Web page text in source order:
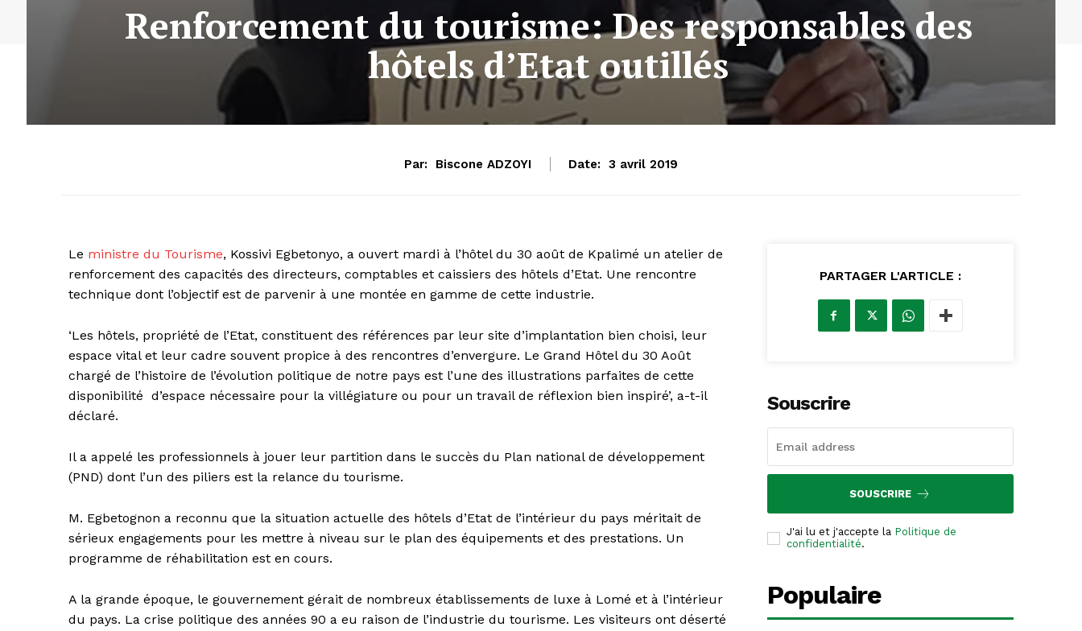
Renforcement du tourisme: Des responsables des
hôtels d’Etat outillés
Par: Biscone ADZOYI Date: 3 avril 2019
Le ministre du Tourisme, Kossivi Egbetonyo, a ouvert mardi à l’hôtel du 30 août de Kpalimé un atelier de
renforcement des capacités des directeurs, comptables et caissiers des hôtels d’Etat. Une rencontre
technique dont l’objectif est de parvenir à une montée en gamme de cette industrie.
‘Les hôtels, propriété de l’Etat, constituent des références par leur site d’implantation bien choisi, leur
espace vital et leur cadre souvent propice à des rencontres d’envergure. Le Grand Hôtel du 30 Août
chargé de l’histoire de l’évolution politique de notre pays est l’une des illustrations parfaites de cette
disponibilité d’espace nécessaire pour la villégiature ou pour un travail de réflexion bien inspiré’, a-t-il
déclaré.
Il a appelé les professionnels à jouer leur partition dans le succès du Plan national de développement
(PND) dont l’un des piliers est la relance du tourisme.
M. Egbetognon a reconnu que la situation actuelle des hôtels d’Etat de l’intérieur du pays méritait de
sérieux engagements pour les mettre à niveau sur le plan des équipements et des prestations. Un
programme de réhabilitation est en cours.
A la grande époque, le gouvernement gérait de nombreux établissements de luxe à Lomé et à l’intérieur
du pays. La crise politique des années 90 a eu raison de l’industrie du tourisme. Les visiteurs ont déserté
PARTAGER L'ARTICLE :
Souscrire
SOUSCRIRE
J'ai lu et j'accepte la Politique de
confidentialité.
Populaire